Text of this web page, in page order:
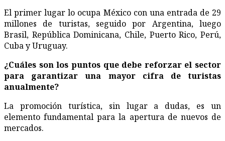
El primer lugar lo ocupa México con una entrada de 29
millones de turistas, seguido por Argentina, luego
Brasil, República Dominicana, Chile, Puerto Rico, Perú,
Cuba y Uruguay.
¿Cuáles son los puntos que debe reforzar el sector
para garantizar una mayor cifra de turistas
anualmente?
La promoción turística, sin lugar a dudas, es un
elemento fundamental para la apertura de nuevos de
mercados.